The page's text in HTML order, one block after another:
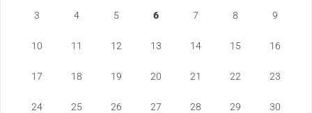
3 4 5 6 7 8 9
10 11 12 13 14 15 16
17 18 19 20 21 22 23
24 25 26 27 28 29 30